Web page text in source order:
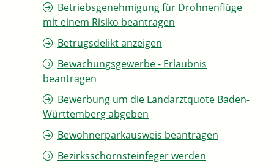
Betriebsgenehmigung für Drohnenflüge
mit einem Risiko beantragen
Betrugsdelikt anzeigen
Bewachungsgewerbe - Erlaubnis
beantragen
Bewerbung um die Landarztquote Baden-
Württemberg abgeben
Bewohnerparkausweis beantragen
Bezirksschornsteinfeger werden